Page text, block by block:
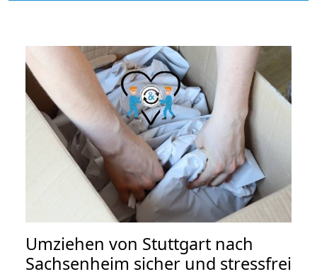
Umziehen von Stuttgart nach
Sachsenheim sicher und stressfrei